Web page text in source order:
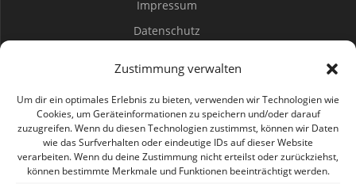
Zustimmung verwalten
Um dir ein optimales Erlebnis zu bieten, verwenden wir Technologien wie
Cookies, um Geräteinformationen zu speichern und/oder darauf
zuzugreifen. Wenn du diesen Technologien zustimmst, können wir Daten
wie das Surfverhalten oder eindeutige IDs auf dieser Website
verarbeiten. Wenn du deine Zustimmung nicht erteilst oder zurückziehst,
können bestimmte Merkmale und Funktionen beeinträchtigt werden.
Impressum
Datenschutz
Mitwirken
Bürgerbüro Coswig
Bürgerbüro Lommatzsch